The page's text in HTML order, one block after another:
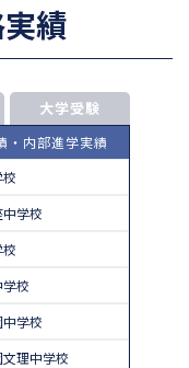
績
大学受験
・内部進学実績
学校
校
学校
理中学校